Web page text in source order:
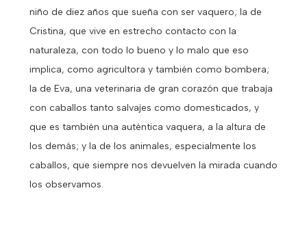
niño de diez años que sueña con ser vaquero; la de
Cristina, que vive en estrecho contacto con la
naturaleza, con todo lo bueno y lo malo que eso
implica, como agricultora y también como bombera;
la de Eva, una veterinaria de gran corazón que trabaja
con caballos tanto salvajes como domesticados, y
que es también una auténtica vaquera, a la altura de
los demás; y la de los animales, especialmente los
caballos, que siempre nos devuelven la mirada cuando
los observamos.